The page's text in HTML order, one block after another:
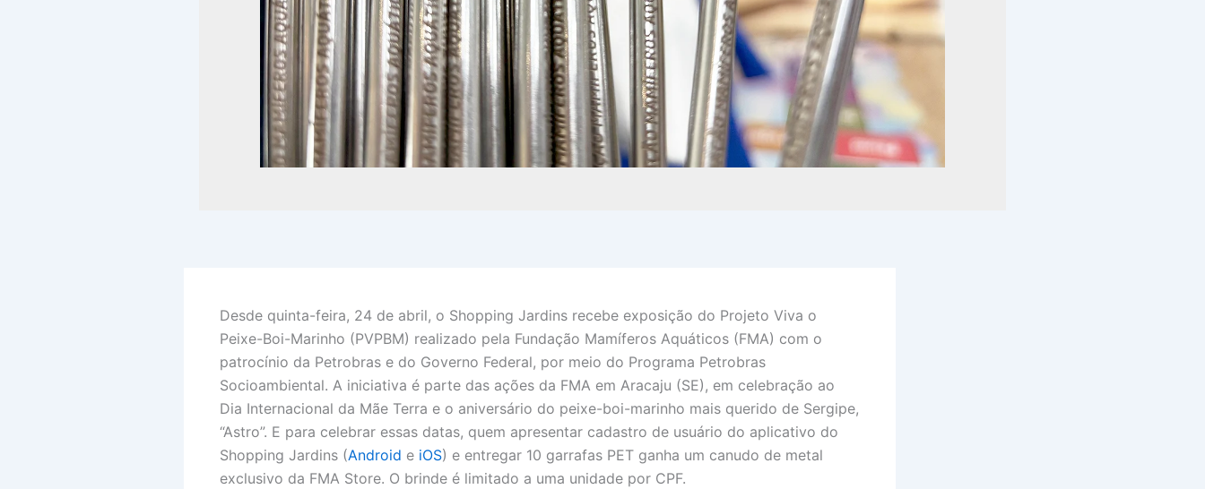
Desde quinta-feira, 24 de abril, o Shopping Jardins recebe exposição do Projeto Viva o
Peixe-Boi-Marinho (PVPBM) realizado pela Fundação Mamíferos Aquáticos (FMA) com o
patrocínio da Petrobras e do Governo Federal, por meio do Programa Petrobras
Socioambiental. A iniciativa é parte das ações da FMA em Aracaju (SE), em celebração ao
Dia Internacional da Mãe Terra e o aniversário do peixe-boi-marinho mais querido de Sergipe,
“Astro”. E para celebrar essas datas, quem apresentar cadastro de usuário do aplicativo do
Shopping Jardins (Android e iOS) e entregar 10 garrafas PET ganha um canudo de metal
exclusivo da FMA Store. O brinde é limitado a uma unidade por CPF.